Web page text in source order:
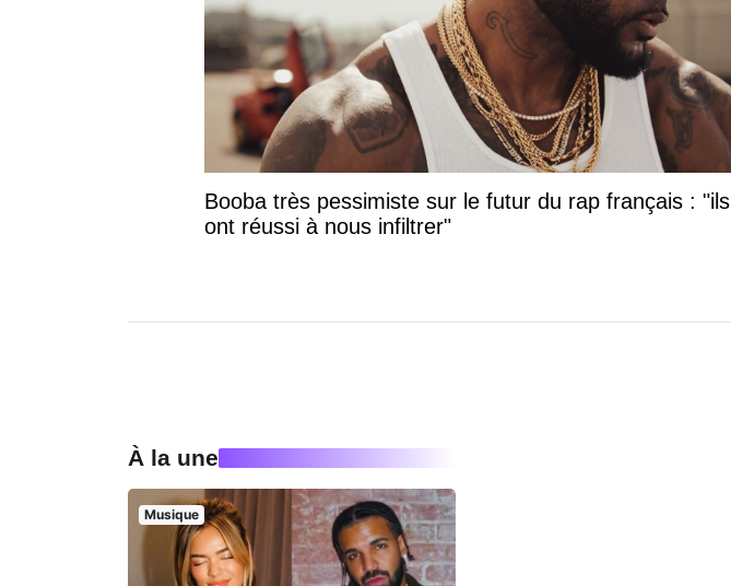
Booba très pessimiste sur le futur du rap français : "ils
ont réussi à nous infiltrer"
À la une
Musique